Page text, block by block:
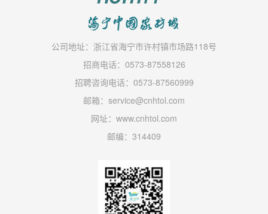
公司地址：浙江省海宁市许村镇市场路118号
招商电话：0573-87558126
招聘咨询电话：0573-87560999
邮箱：service@cnhtol.com
网址：www.cnhtol.com
邮编：314409